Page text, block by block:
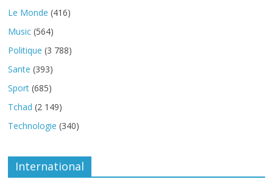
Le Monde (416)
Music (564)
Politique (3 788)
Sante (393)
Sport (685)
Tchad (2 149)
Technologie (340)
International